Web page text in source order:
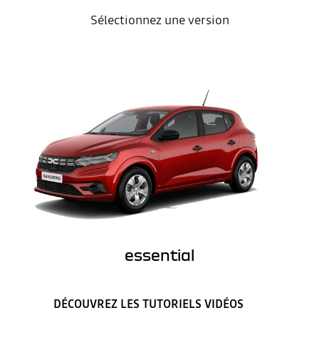
Sélectionnez une version
essential
DÉCOUVREZ LES TUTORIELS VIDÉOS